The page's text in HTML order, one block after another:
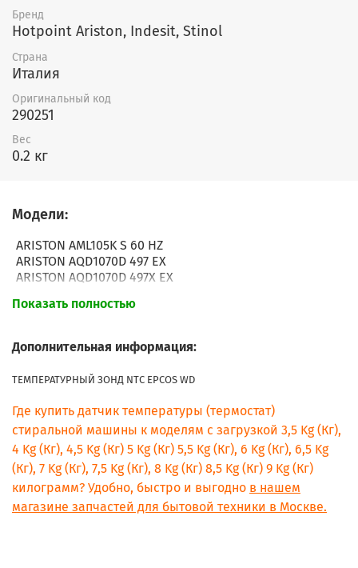
Бренд
Hotpoint Ariston, Indesit, Stinol
Страна
Италия
Оригинальный код
290251
Вес
0.2 кг
Модели:
ARISTON AML105K S 60 HZ
ARISTON AQD1070D 497 EX
ARISTON AQD1070D 497X EX
ARISTON AQD1170D 49X EX.60HZ
ARISTON AQM9D 29 U (EX) 60HZ
ARISTON AQM9D 49 U (EX)
ARISTON AQM9D 49 X (EX)
ARISTON AQM9F 09 U (EX)
ARISTON AQM9F 09 U (EX) 60HZ
ARISTON AQM9F 29 U (AG)
ARISTON AQM9F 29 U (KW)
ARISTON AQM9F 29 X (EX)
ARISTON AQXXMD 129 (AG)
ARISTON AQXXMD 129 (AUS)
ARISTON AQXXMD 129 (EX)
ARISTON AQXXMD 129 (EX) 60HZ
Показать полностью
Дополнительная информация:
ТЕМПЕРАТУРНЫЙ ЗОНД NTC EPCOS WD
Где купить датчик температуры (термостат)
стиральной машины к моделям с загрузкой 3,5 Kg (Кг),
4 Kg (Кг), 4,5 Kg (Кг) 5 Kg (Кг) 5,5 Kg (Кг), 6 Kg (Кг), 6,5 Kg
(Кг), 7 Kg (Кг), 7,5 Kg (Кг), 8 Kg (Кг) 8,5 Kg (Кг) 9 Kg (Кг)
килограмм? Удобно, быстро и выгодно в нашем
магазине запчастей для бытовой техники в Москве.